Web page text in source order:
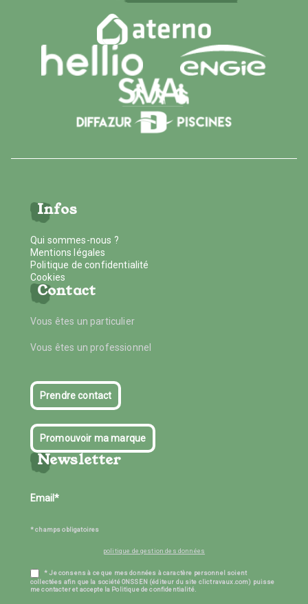
Infos
Qui sommes-nous ?
Mentions légales
Politique de confidentialité
Cookies
Contact
Vous êtes un particulier
Vous êtes un professionnel
Prendre contact
Promouvoir ma marque
Newsletter
* champs obligatoires
politique de gestion des données
* Je consens à ce que mes données à caractère personnel soient
collectées afin que la société ONSSEN (éditeur du site clictravaux.com) puisse
me contacter et accepte la Politique de confidentialité.